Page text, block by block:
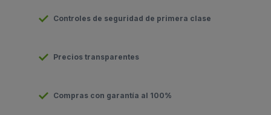
Controles de seguridad de primera clase
Precios transparentes
Compras con garantía al 100%